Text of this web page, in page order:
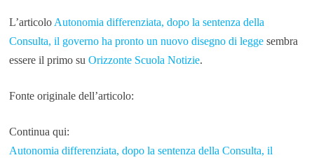
L’articolo Autonomia differenziata, dopo la sentenza della
Consulta, il governo ha pronto un nuovo disegno di leggesembra
essere il primo su Orizzonte Scuola Notizie.
Fonte originale dell’articolo:
Continua qui:
Autonomia differenziata, dopo la sentenza della Consulta, il